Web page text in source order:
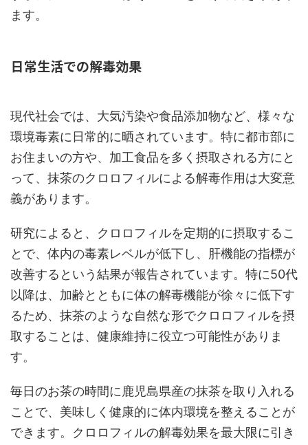
ます。
日常生活での解毒効果
現代社会では、大気汚染や食品添加物など、様々な
環境毒素に日常的に晒されています。特に都市部に
お住まいの方や、加工食品を多く摂取される方にと
って、抹茶のクロロフィルによる解毒作用は大変意
義があります。
研究によると、クロロフィルを定期的に摂取するこ
とで、体内の毒素レベルが低下し、肝機能の指標が
改善するという結果が報告されています。特に50代
以降は、加齢とともに体の解毒機能が徐々に低下す
るため、抹茶のような自然な形でクロロフィルを摂
取することは、健康維持に役立つ可能性がありま
す。
毎日のお茶の時間に鹿児島県産の抹茶を取り入れる
ことで、美味しく健康的に体内環境を整えることが
できます。クロロフィルの解毒効果を最大限に引き